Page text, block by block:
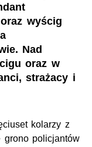
wyścig
Nad
oraz w
strażacy i
kolarzy z
grono policjantów